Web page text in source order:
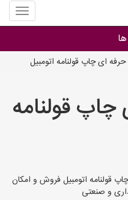
منوی
سایت
برقی
ها
حرفه ای چاپ قولنامه اتومبیل
چاپ قولنامه
قولنامه اتومبیل فروش و امکان
و صنعتی